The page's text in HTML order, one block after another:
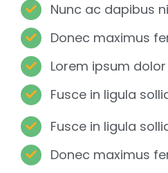
Nunc ac dapibus
Donec maximus
Lorem ipsum
Fusce in ligula
Fusce in ligula
Donec maximus